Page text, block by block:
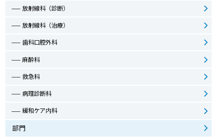
放射線科（診断）
放射線科（治療）
歯科口腔外科
麻酔科
救急科
病理診断科
緩和ケア内科
部門